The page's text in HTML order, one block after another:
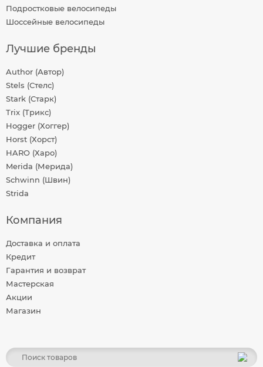
Подростковые велосипеды
Шоссейные велосипеды
Лучшие бренды
Author (Автор)
Stels (Стелс)
Stark (Старк)
Trix (Трикс)
Hogger (Хоггер)
Horst (Хорст)
HARO (Харо)
Merida (Мерида)
Schwinn (Швин)
Strida
Компания
Доставка и оплата
Кредит
Гарантия и возврат
Мастерская
Акции
Магазин